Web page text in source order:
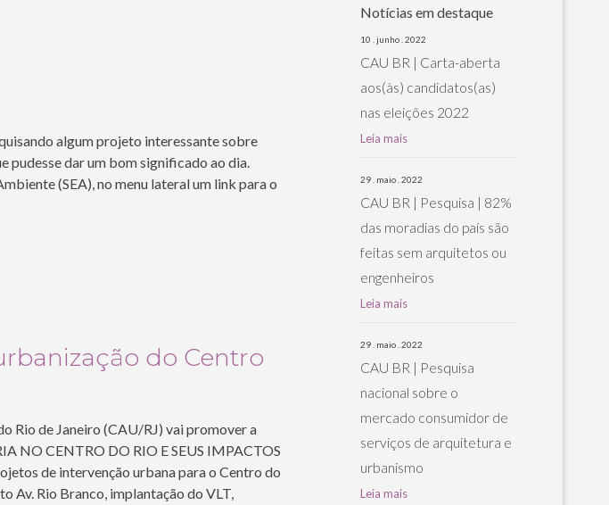
algum projeto interessante sobre
pudesse dar um bom significado ao dia.
(SEA), no menu lateral um link para o
do Centro
Rio de Janeiro (CAU/RJ) vai promover a
NO CENTRO DO RIO E SEUS IMPACTOS
de intervenção urbana para o Centro do
Av. Rio Branco, implantação do VLT,
Notícias em destaque
10 . junho . 2022
CAU BR | Carta-aberta
aos(às) candidatos(as)
nas eleições 2022
Leia mais
29 . maio . 2022
CAU BR | Pesquisa | 82%
das moradias do país são
feitas sem arquitetos ou
engenheiros
Leia mais
29 . maio . 2022
CAU BR | Pesquisa
nacional sobre o
mercado consumidor de
serviços de arquitetura e
urbanismo
Leia mais